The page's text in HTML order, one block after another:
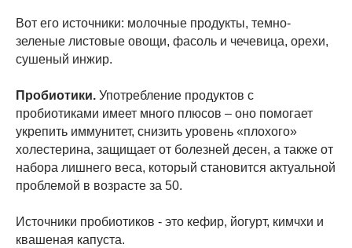
Вот его источники: молочные продукты, темно-
зеленые листовые овощи, фасоль и чечевица, орехи,
сушеный инжир.
Пробиотики. Употребление продуктов с
пробиотиками имеет много плюсов – оно помогает
укрепить иммунитет, снизить уровень «плохого»
холестерина, защищает от болезней десен, а также от
набора лишнего веса, который становится актуальной
проблемой в возрасте за 50.
Источники пробиотиков - это кефир, йогурт, кимчхи и
квашеная капуста.